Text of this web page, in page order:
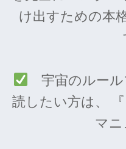
け出すための本
宇宙のルール
読したい方は、
マニ